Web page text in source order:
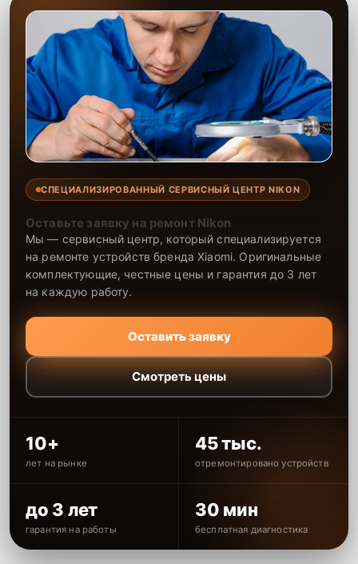
СПЕЦИАЛИЗИРОВАННЫЙ СЕРВИСНЫЙ ЦЕНТР NIKON
Оставьте заявку на ремонт Nikon
Мы — сервисный центр, который специализируется
на ремонте устройств бренда Xiaomi. Оригинальные
комплектующие, честные цены и гарантия до 3 лет
на каждую работу.
Оставить заявку
Смотреть цены
10+
лет на рынке
45 тыс.
отремонтировано устройств
до 3 лет
гарантия на работы
30 мин
бесплатная диагностика